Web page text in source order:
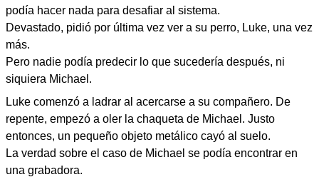
podía hacer nada para desafiar al sistema.
Devastado, pidió por última vez ver a su perro, Luke, una vez
más.
Pero nadie podía predecir lo que sucedería después, ni
siquiera Michael.
Luke comenzó a ladrar al acercarse a su compañero. De
repente, empezó a oler la chaqueta de Michael. Justo
entonces, un pequeño objeto metálico cayó al suelo.
La verdad sobre el caso de Michael se podía encontrar en
una grabadora.